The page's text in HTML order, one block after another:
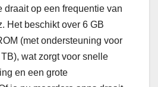
draait op een frequentie van
Het beschikt over 6 GB
(met ondersteuning voor
wat zorgt voor snelle
en een grote